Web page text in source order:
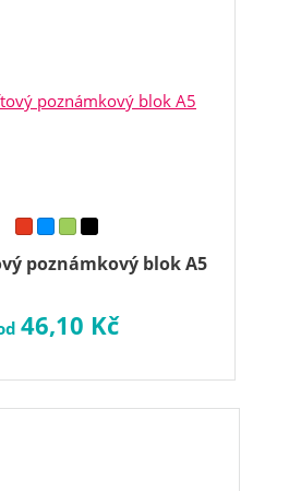
poznámkový blok A5
46,10 Kč